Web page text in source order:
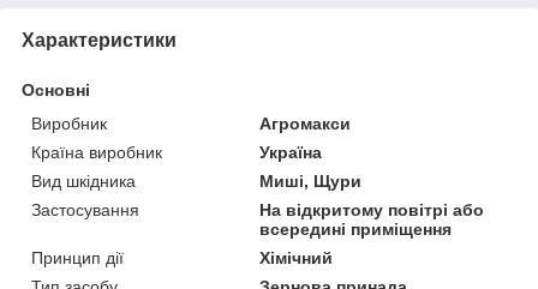
Характеристики
Основні
Виробник
Агромакси
Країна виробник
Україна
Вид шкідника
Миші, Щури
Застосування
На відкритому повітрі або
всередині приміщення
Принцип дії
Хімічний